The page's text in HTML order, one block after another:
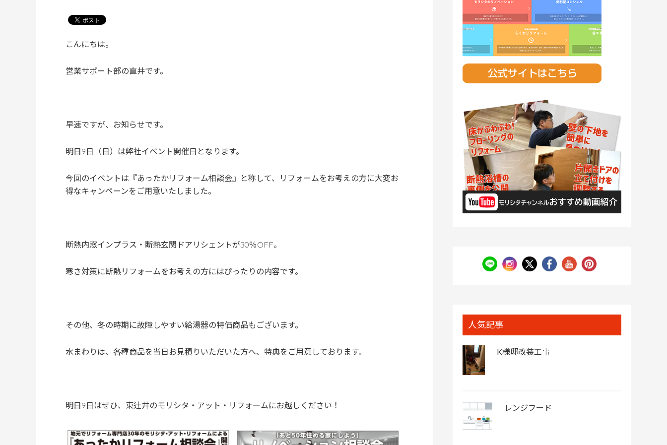
こんにちは。
営業サポート部の直井です。
早速ですが、お知らせです。
明日9日（日）は弊社イベント開催日となります。
今回のイベントは『あったかリフォーム相談会』と称して、リフォームをお考えの方に大変お
得なキャンペーンをご用意いたしました。
断熱内窓インプラス・断熱玄関ドアリシェントが30％OFF。
寒さ対策に断熱リフォームをお考えの方にはぴったりの内容です。
その他、冬の時期に故障しやすい給湯器の特価商品もございます。
水まわりは、各種商品を当日お見積りいただいた方へ、特典をご用意しております。
明日9日はぜひ、東辻井のモリシタ・アット・リフォームにお越しください！
人気記事
K様邸改装工事
レンジフード